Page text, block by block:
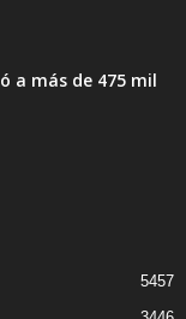
a más de 475 mil
5457